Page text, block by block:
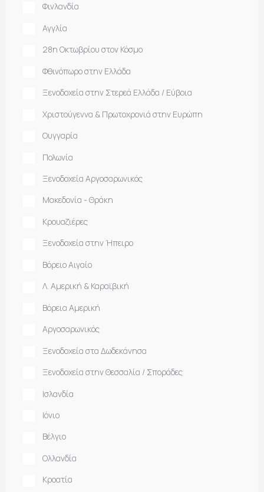
Φινλανδία
Αγγλία
28η Οκτωβρίου στον Κόσμο
Φθινόπωρο στην Ελλάδα
Ξενοδοχεία στην Στερεά Ελλάδα / Εύβοια
Χριστούγεννα & Πρωτοχρονιά στην Ευρώπη
Ουγγαρία
Πολωνία
Ξενοδοχεία Αργοσαρωνικός
Μακεδονία - Θράκη
Κρουαζιέρες
Ξενοδοχεία στην Ήπειρο
Βόρειο Αιγαίο
Λ. Αμερική & Καραϊβική
Βόρεια Αμερική
Αργοσαρωνικός
Ξενοδοχεία στα Δωδεκάνησα
Ξενοδοχεία στην Θεσσαλία / Σποράδες
Ισλανδία
Ιόνιο
Βέλγιο
Ολλανδία
Κροατία